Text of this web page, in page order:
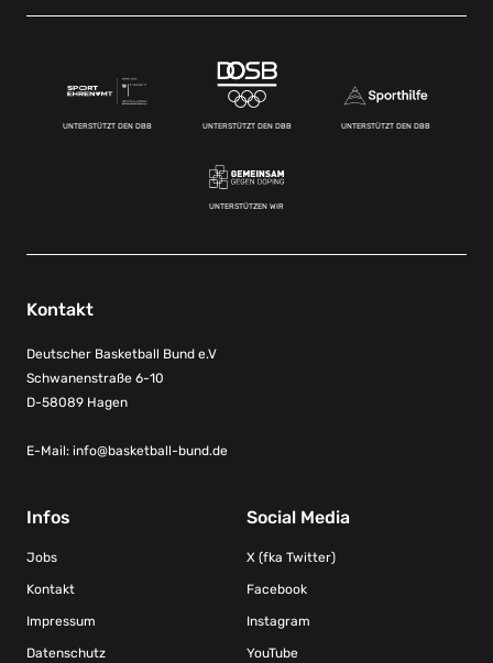
UNTERSTÜTZT DEN DBB UNTERSTÜTZT DEN DBB UNTERSTÜTZT DEN DBB
UNTERSTÜTZEN WIR
Kontakt
Deutscher Basketball Bund e.V
Schwanenstraße 6-10
D-58089 Hagen
E-Mail: info@basketball-bund.de
Infos
Jobs
Kontakt
Impressum
Datenschutz
Social Media
X (fka Twitter)
Facebook
Instagram
YouTube